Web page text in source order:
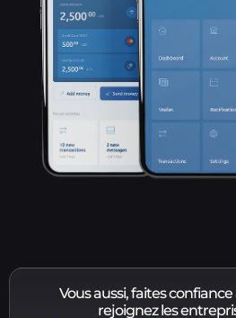
Vous aussi, faites
rejoignez les